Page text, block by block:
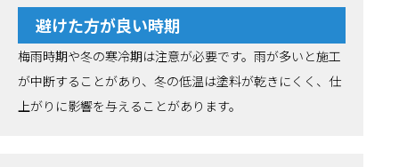
避けた方が良い時期
梅雨時期や冬の寒冷期は注意が必要です。雨が多いと施工
が中断することがあり、冬の低温は塗料が乾きにくく、仕
上がりに影響を与えることがあります。